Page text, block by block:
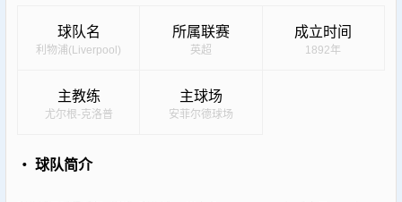
球队名
利物浦(Liverpool)
所属联赛
英超
成立时间
1892年
主教练
尤尔根-克洛普
主球场
安菲尔德球场
・ 球队简介